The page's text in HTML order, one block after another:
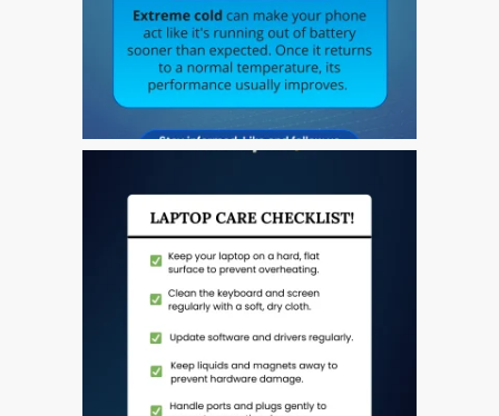
Computer Apple Mac
ricondizionati a Dundee
Contattaci
Irriducibili fan di Apple per
sempre!
Riparazioni Apple Mac qui
a Dundee
Perché Fiducia Mac Repair
con Apple?
Riparazione Apple iPod a
Dundee
Riparazione Apple Mac